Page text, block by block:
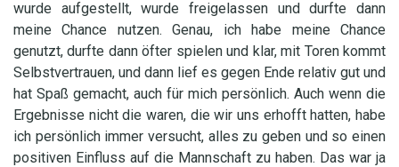
wurde aufgestellt, wurde freigelassen und durfte dann
meine Chance nutzen. Genau, ich habe meine Chance
genutzt, durfte dann öfter spielen und klar, mit Toren kommt
Selbstvertrauen, und dann lief es gegen Ende relativ gut und
hat Spaß gemacht, auch für mich persönlich. Auch wenn die
Ergebnisse nicht die waren, die wir uns erhofft hatten, habe
ich persönlich immer versucht, alles zu geben und so einen
positiven Einfluss auf die Mannschaft zu haben. Das war ja